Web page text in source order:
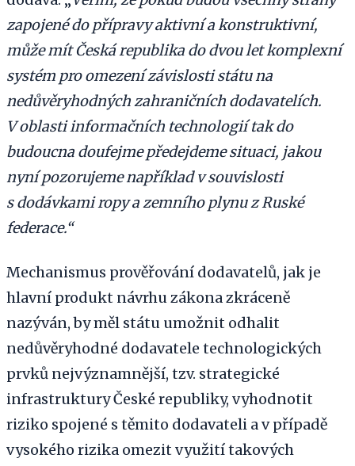
zapojené do přípravy aktivní a konstruktivní,
může mít Česká republika do dvou let komplexní
systém pro omezení závislosti státu na
nedůvěryhodných zahraničních dodavatelích.
V oblasti informačních technologií tak do
budoucna doufejme předejdeme situaci, jakou
nyní pozorujeme například v souvislosti
s dodávkami ropy a zemního plynu z Ruské
federace.“
Mechanismus prověřování dodavatelů, jak je
hlavní produkt návrhu zákona zkráceně
nazýván, by měl státu umožnit odhalit
nedůvěryhodné dodavatele technologických
prvků nejvýznamnější, tzv. strategické
infrastruktury České republiky, vyhodnotit
riziko spojené s těmito dodavateli a v případě
vysokého rizika omezit využití takových